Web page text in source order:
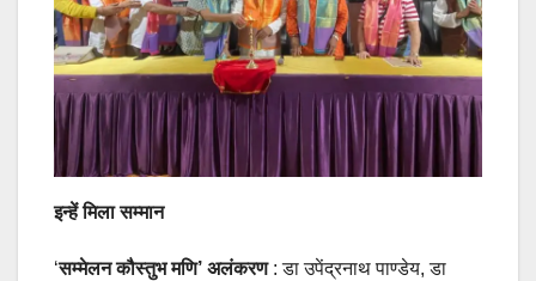
इन्हें मिला सम्मान
‘सम्मेलन कौस्तुभ मणि’ अलंकरण: डा उपेंद्रनाथ पाण्डेय, डा